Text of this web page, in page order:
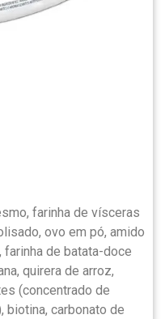
farinha de vísceras
ovo em pó, amido
farinha de batata-doce
quirera de arroz,
(concentrado de
carbonato de